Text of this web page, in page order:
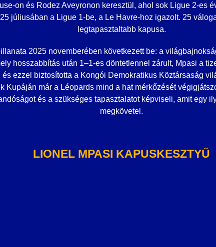
on és Rodez Aveyronon keresztül, ahol sok Ligue 2-es
júliusában a Ligue 1-be, a Le Havre-hoz igazolt. 25
legtapasztaltabb kapusa.
2025 novemberében következett be: a
hosszabbítás után 1–1-es döntetlennel zárult, Mpasi a
és ezzel biztosította a Kongói Demokratikus Köztársaság
Kupáján már a Léopards mind a hat mérkőzését
és a szükséges tapasztalatot képviseli, amit egy
megkövetel.
LIONEL MPASI KAPUSKESZTYŰ